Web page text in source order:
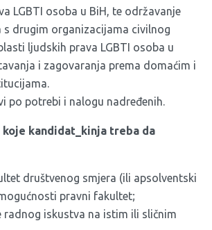
LGBTI osoba u BiH, te održavanje
s drugim organizacijama civilnog
ljudskih prava LGBTI osoba u
i zagovaranja prema domaćim i
po potrebi i nalogu nadređenih.
kandidat_kinja treba da
društvenog smjera (ili apsolventski
pravni fakultet;
radnog iskustva na istim ili sličnim